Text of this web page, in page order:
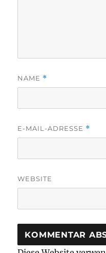
NAME *
E-MAIL-ADRESSE *
WEBSITE